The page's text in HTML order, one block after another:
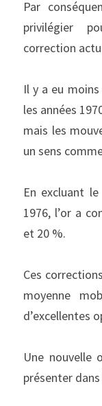
Par
privilégier
correction
Il y a eu
les années
mais les
un sens
En excluant
1976, l’or a
et 20 %.
Ces
moyenne
d’excellentes
Une nouvelle
présenter